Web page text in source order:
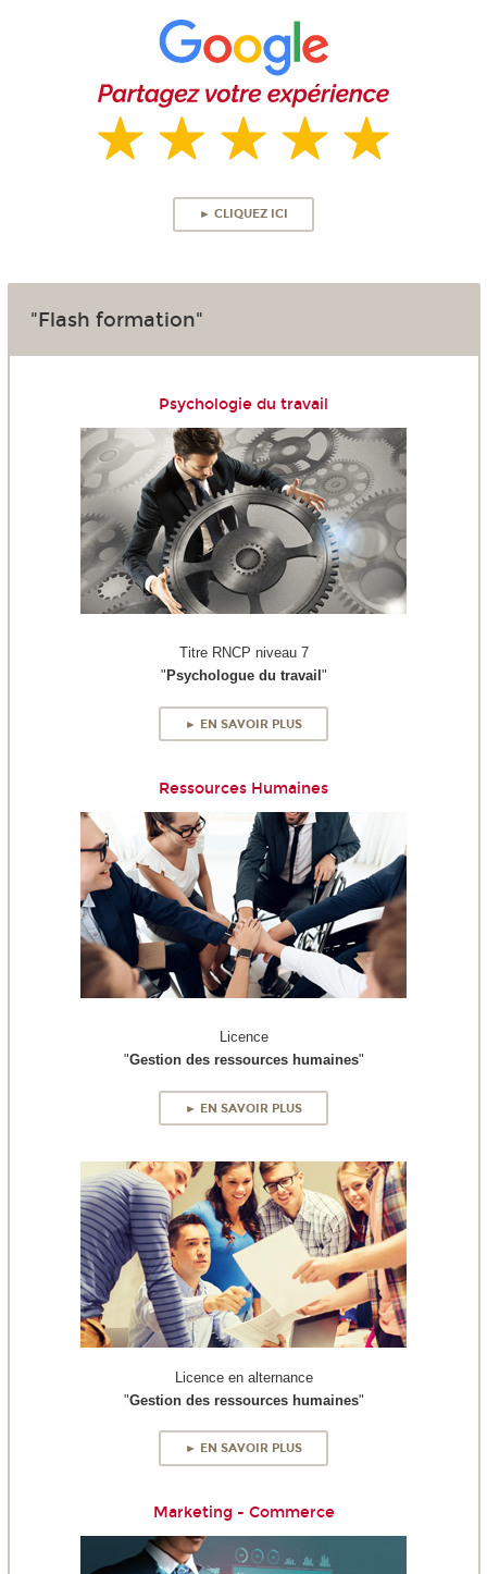
► CLIQUEZ ICI
"Flash formation"
Psychologie du travail
Titre RNCP niveau 7
" Psychologue du travail "
► EN SAVOIR PLUS
Ressources Humaines
Licence
"Gestion des ressources humaines"
► EN SAVOIR PLUS
Licence en alternance
"Gestion des ressources humaines"
► EN SAVOIR PLUS
Marketing - Commerce